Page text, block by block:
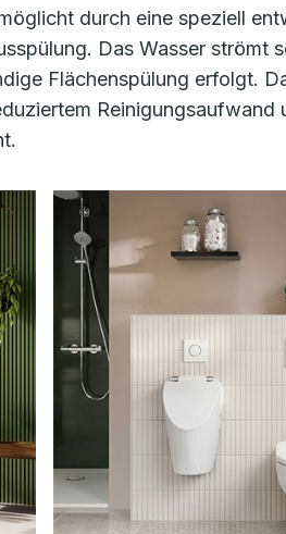
durch eine speziell
Das Wasser strömt
Flächenspülung erfolgt.
Reinigungsaufwand